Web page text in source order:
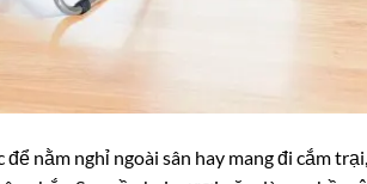
nằm nghỉ ngoài sân hay mang đi cắm